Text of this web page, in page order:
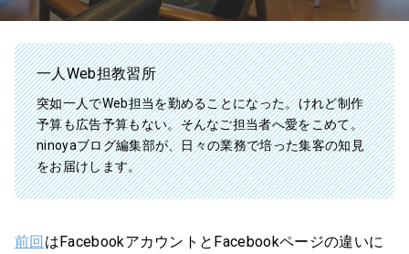
一人Web担教習所
突如一人でWeb担当を勤めることになった。けれど制作
予算も広告予算もない。そんなご担当者へ愛をこめて。
ninoyaブログ編集部が、日々の業務で培った集客の知見
をお届けします。
前回 はFacebookアカウントとFacebookページの違いに